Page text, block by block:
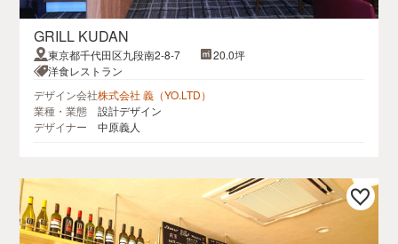
GRILL KUDAN
東京都千代田区九段南2-8-7
20.0坪
洋食レストラン
デザイン会社株式会社 義（YO.LTD）
業種・業態
設計デザイン
デザイナー
中原義人